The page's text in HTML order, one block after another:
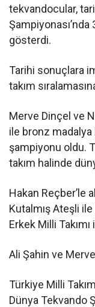
tekvandocular,
Şampiyonası’nda
gösterdi.
Tarihi sonuçlara
takım
Merve Dinçel ve
ile bronz madalya
şampiyonu oldu.
takım halinde
Hakan Reçber’le
Kutalmış Ateşli
Erkek Milli
Ali Şahin ve
Türkiye Milli
Dünya Tekvando